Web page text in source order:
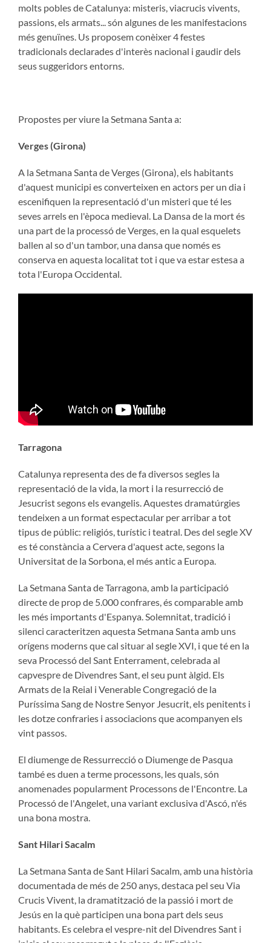
molts pobles de Catalunya: misteris, viacrucis vivents,
passions, els armats... són algunes de les manifestacions
més genuïnes. Us proposem conèixer 4 festes
tradicionals declarades d'interès nacional i gaudir dels
seus suggeridors entorns.
Propostes per viure la Setmana Santa a:
Verges (Girona)
A la Setmana Santa de Verges (Girona), els habitants
d'aquest municipi es converteixen en actors per un dia i
escenifiquen la representació d'un misteri que té les
seves arrels en l'època medieval. La Dansa de la mort és
una part de la processó de Verges, en la qual esquelets
ballen al so d'un tambor, una dansa que només es
conserva en aquesta localitat tot i que va estar estesa a
tota l'Europa Occidental.
Tarragona
Catalunya representa des de fa diversos segles la
representació de la vida, la mort i la resurrecció de
Jesucrist segons els evangelis. Aquestes dramatúrgies
tendeixen a un format espectacular per arribar a tot
tipus de públic: religiós, turístic i teatral. Des del segle XV
es té constància a Cervera d'aquest acte, segons la
Universitat de la Sorbona, el més antic a Europa.
La Setmana Santa de Tarragona, amb la participació
directe de prop de 5.000 confrares, és comparable amb
les més importants d'Espanya. Solemnitat, tradició i
silenci caracteritzen aquesta Setmana Santa amb uns
orígens moderns que cal situar al segle XVI, i que té en la
seva Processó del Sant Enterrament, celebrada al
capvespre de Divendres Sant, el seu punt àlgid. Els
Armats de la Reial i Venerable Congregació de la
Puríssima Sang de Nostre Senyor Jesucrit, els penitents i
les dotze confraries i associacions que acompanyen els
vint passos.
El diumenge de Ressurrecció o Diumenge de Pasqua
també es duen a terme processons, les quals, són
anomenades popularment Processons de l'Encontre. La
Processó de l'Angelet, una variant exclusiva d'Ascó, n'és
una bona mostra.
Sant Hilari Sacalm
La Setmana Santa de Sant Hilari Sacalm, amb una història
documentada de més de 250 anys, destaca pel seu Via
Crucis Vivent, la dramatització de la passió i mort de
Jesús en la què participen una bona part dels seus
habitants. Es celebra el vespre-nit del Divendres Sant i